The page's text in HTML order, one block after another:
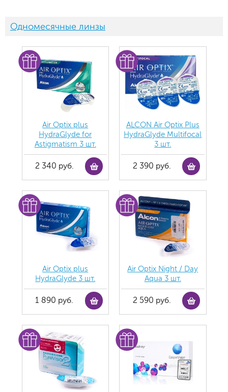
Одномесячные линзы
Air Optix plus
HydraGlyde for
Astigmatism 3 шт.
2 340 руб.
ALCON Air Optix Plus
HydraGlyde Multifocal
3 шт.
2 390 руб.
Air Optix plus
HydraGlyde 3 шт.
1 890 руб.
Air Optix Night / Day
Aqua 3 шт.
2 590 руб.